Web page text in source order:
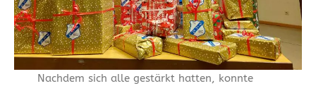
Nachdem sich alle gestärkt hatten, konnte